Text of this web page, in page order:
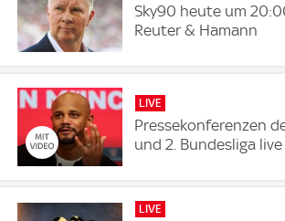
Sky90 heute um
Reuter & Hamann
LIVE
Pressekonferenzen
und 2. Bundesliga
LIVE